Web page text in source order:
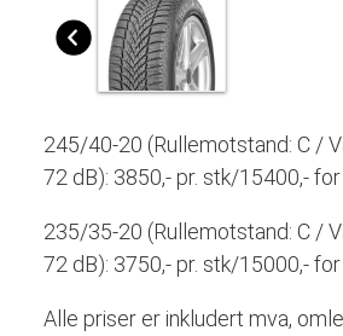
245/40-20 (Rullemotstand: C /
72 dB): 3850,- pr. stk/15400,- for
235/35-20 (Rullemotstand: C /
72 dB): 3750,- pr. stk/15000,- for
Alle priser er inkludert mva,